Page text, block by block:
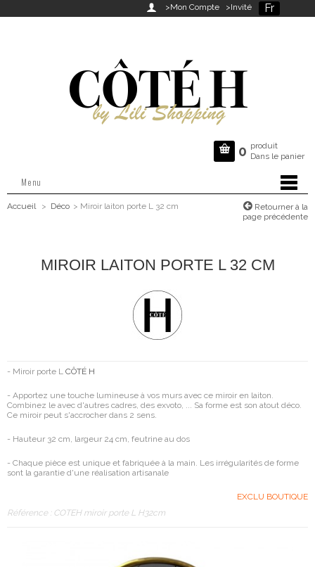
Fr
 >Mon Compte >Invité
 0 produit
Dans le panier
Menu
Accueil > Déco > Miroir laiton porte L 32 cm
Retourner à la
page précédente
MIROIR LAITON PORTE L 32 CM
- Miroir porte L CÔTÉ H
- Apportez une touche lumineuse à vos murs avec ce miroir en laiton.
Combinez le avec d'autres cadres, des exvoto, ... Sa forme est son atout déco.
Ce miroir peut s'accrocher dans 2 sens.
- Hauteur 32 cm, largeur 24 cm, feutrine au dos
- Chaque pièce est unique et fabriquée à la main. Les irrégularités de forme
sont la garantie d'une réalisation artisanale
EXCLU BOUTIQUE
Référence : COTEH miroir porte L H32cm